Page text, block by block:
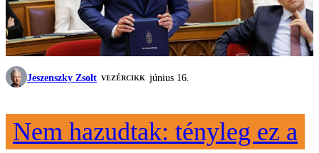
Jeszenszky Zsolt VEZÉRCIKK június 16.
Nem hazudtak: tényleg ez a